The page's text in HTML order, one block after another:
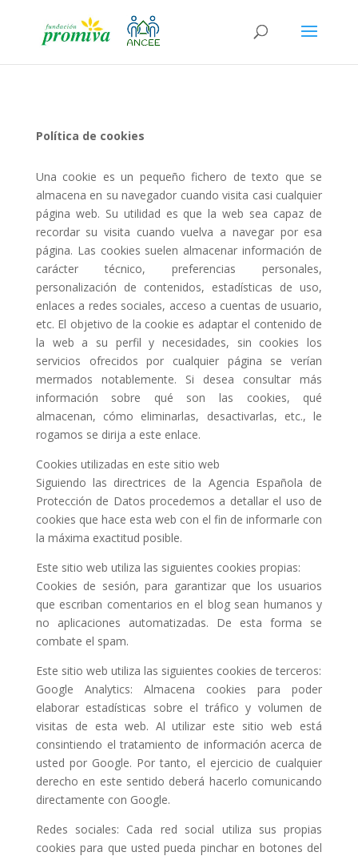
Política de cookies
Una cookie es un pequeño fichero de texto que se
almacena en su navegador cuando visita casi cualquier
página web. Su utilidad es que la web sea capaz de
recordar su visita cuando vuelva a navegar por esa
página. Las cookies suelen almacenar información de
carácter técnico, preferencias personales,
personalización de contenidos, estadísticas de uso,
enlaces a redes sociales, acceso a cuentas de usuario,
etc. El objetivo de la cookie es adaptar el contenido de
la web a su perfil y necesidades, sin cookies los
servicios ofrecidos por cualquier página se verían
mermados notablemente. Si desea consultar más
información sobre qué son las cookies, qué
almacenan, cómo eliminarlas, desactivarlas, etc., le
rogamos se dirija a este enlace.
Cookies utilizadas en este sitio web
Siguiendo las directrices de la Agencia Española de
Protección de Datos procedemos a detallar el uso de
cookies que hace esta web con el fin de informarle con
la máxima exactitud posible.
Este sitio web utiliza las siguientes cookies propias:
Cookies de sesión, para garantizar que los usuarios
que escriban comentarios en el blog sean humanos y
no aplicaciones automatizadas. De esta forma se
combate el spam.
Este sitio web utiliza las siguientes cookies de terceros:
Google Analytics: Almacena cookies para poder
elaborar estadísticas sobre el tráfico y volumen de
visitas de esta web. Al utilizar este sitio web está
consintiendo el tratamiento de información acerca de
usted por Google. Por tanto, el ejercicio de cualquier
derecho en este sentido deberá hacerlo comunicando
directamente con Google.
Redes sociales: Cada red social utiliza sus propias
cookies para que usted pueda pinchar en botones del